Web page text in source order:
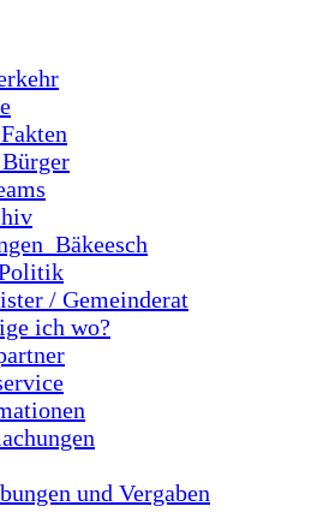
/ Gemeinderat
ich wo?
und Vergaben